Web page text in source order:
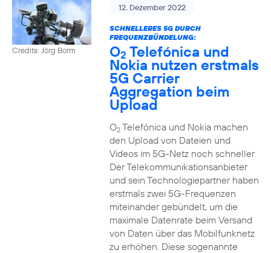
Credits: Jörg Borm
12. Dezember 2022
SCHNELLERES 5G DURCH
FREQUENZBÜNDELUNG:
O2 Telefónica und
Nokia nutzen erstmals
5G Carrier
Aggregation beim
Upload
O2Telefónica und Nokia machen
den Upload von Dateien und
Videos im 5G-Netz noch schneller.
Der Telekommunikationsanbieter
und sein Technologiepartner haben
erstmals zwei 5G-Frequenzen
miteinander gebündelt, um die
maximale Datenrate beim Versand
von Daten über das Mobilfunknetz
zu erhöhen. Diese sogenannte